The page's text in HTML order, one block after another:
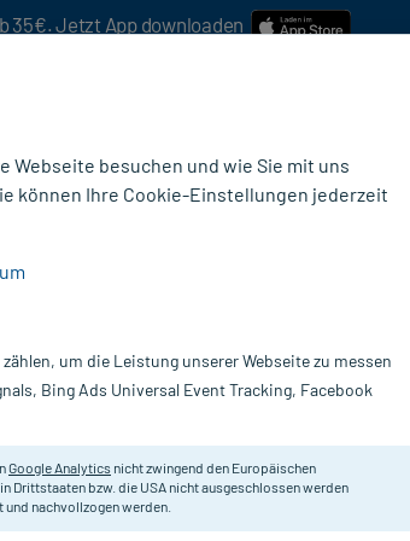
35€. Jetzt App downloaden
ab 19€ Mindestbestellwert!
mildes Shampoo für empfindliche Kopfhaut.
Webseite besuchen und wie Sie mit uns
können Ihre Cookie-Einstellungen jederzeit
um die Leistung unserer Webseite zu messen
Bing Ads Universal Event Tracking, Facebook
Google Analytics nicht zwingend den Europäischen
Drittstaaten bzw. die USA nicht ausgeschlossen werden
nachvollzogen werden.